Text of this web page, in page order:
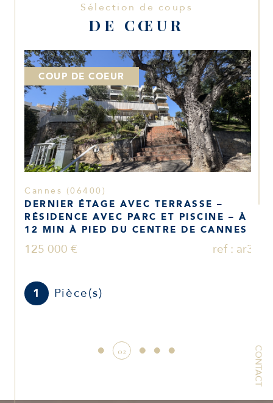
CONTACT
et les environs ? Notre équipe se tient à votre disposition
pour une étude sur mesure de votre projet, qu'il s'agisse
d'un achat en résidence secondaire, principale, ou un
biens variés, des studios, des appartements de toutes
surfaces, des maisons traditionnelles ou villas récentes, des
propriétés de charme, des terrains constructibles ainsi que
des locaux à usage professionnel.
Pour la vente de votre appartement,villa sur Le Cannet,
Valbonne et les environs Damonte Immobilier vous propose
son mandat « Accord » avec une stratégie de
communication multi supports et l'offre de remboursement
de vos frais de diagnostic à l'issue de la vente.*
Sélection de coups
DE CŒUR
Cannes (06400)
DERNIER ÉTAGE AVEC TERRASSE –
RÉSIDENCE AVEC PARC ET PISCINE – À
12 MIN À PIED DU CENTRE DE CANNES
125 000 € ref : ar3
1 Pièce(s)
COUP DE COEUR
02